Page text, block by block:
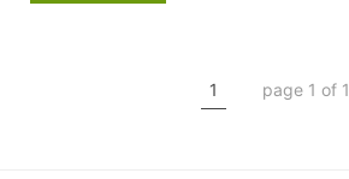
1 page 1 of 1